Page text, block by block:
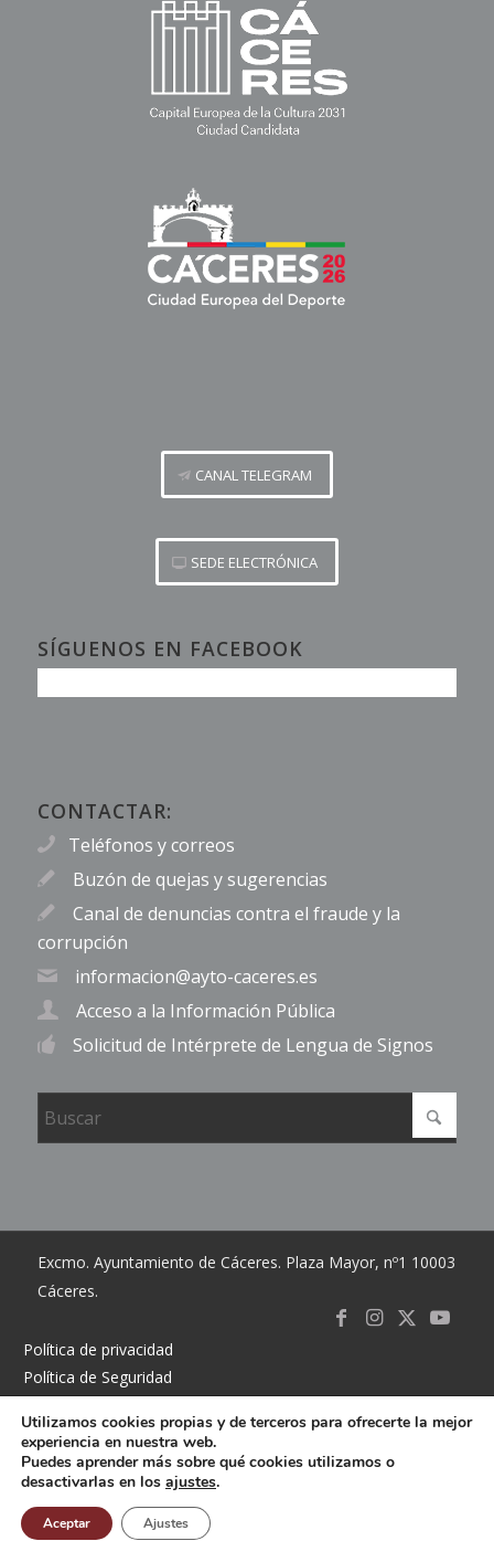
CANAL TELEGRAM
SEDE ELECTRÓNICA
SÍGUENOS EN FACEBOOK
CONTACTAR:
Teléfonos y correos
Buzón de quejas y sugerencias
Canal de denuncias contra el fraude y la
corrupción
informacion@ayto-caceres.es
Acceso a la Información Pública
Solicitud de Intérprete de Lengua de Signos
Excmo. Ayuntamiento de Cáceres. Plaza Mayor, nº1 10003
Cáceres.
Política de privacidad
Política de Seguridad
Accesibilidad
Mapa del sitio
Contacto
Buzón
Utilizamos cookies propias y de terceros para ofrecerte la mejor
experiencia en nuestra web.
Puedes aprender más sobre qué cookies utilizamos o
desactivarlas en los ajustes.
Aceptar Ajustes